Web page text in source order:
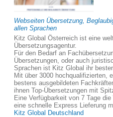
Webseiten Übersetzung,
allen Sprachen
Kitz Global Österreich ist eine
Übersetzungsagentur.
Für den Bedarf an
Übersetzungen, oder auch
Sprachen ist Kitz Global ihr
Mit über 3000 hochqualifizierten,
bestens ausgebildeten
ihnen Top-Übersetzungen mit
Eine Verfügbarkeit von 7 Tage
eine schnelle Express Lieferung
Kitz Global Deutschland